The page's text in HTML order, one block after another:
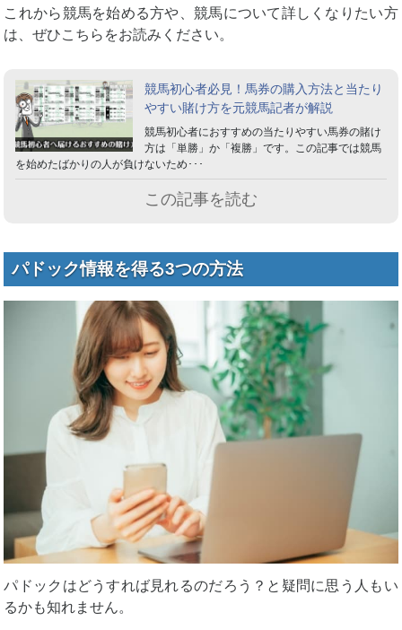
これから競馬を始める方や、競馬について詳しくなりたい方
は、ぜひこちらをお読みください。
競馬初心者必見！馬券の購入方法と当たり
やすい賭け方を元競馬記者が解説
競馬初心者におすすめの当たりやすい馬券の賭け
方は「単勝」か「複勝」です。この記事では競馬
を始めたばかりの人が負けないため･･･
この記事を読む
パドック情報を得る3つの方法
パドックはどうすれば見れるのだろう？と疑問に思う人もい
るかも知れません。